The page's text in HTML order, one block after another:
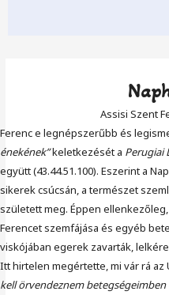
Assisi Szent
Ferenc e legnépszerűbb és
énekének”keletkezését a Perugiai
együtt (43.44.51.100). Eszerint a
sikerek csúcsán, a természet
született meg. Éppen
Ferencet szemfájása és egyéb
viskójában egerek zavarták,
Itt hirtelen megértette, mi vár rá az
kell örvendeznem